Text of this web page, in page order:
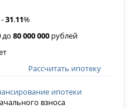
-31.11%
до80 000 000 рублей
Рассчитать ипотеку
ипотеки
взноса